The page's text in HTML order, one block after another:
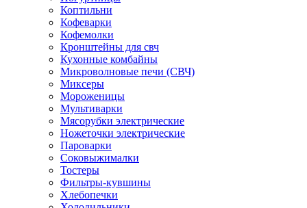
Коптильни
Кофеварки
Кофемолки
Кронштейны для свч
Кухонные комбайны
Микроволновые печи (СВЧ)
Миксеры
Мороженицы
Мультиварки
Мясорубки электрические
Ножеточки электрические
Пароварки
Соковыжималки
Тостеры
Фильтры-кувшины
Хлебопечки